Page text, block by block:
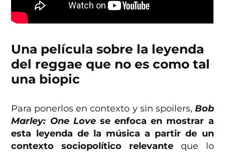
Una película sobre la leyenda
del reggae que no es como tal
una biopic
Para ponerlos en contexto y sin spoilers, Bob
Marley: One Lovese enfoca en mostrar a
esta leyenda de la música a partir de un
contexto sociopolítico relevante que lo